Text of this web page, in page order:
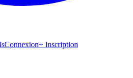
Connexion+ Inscription